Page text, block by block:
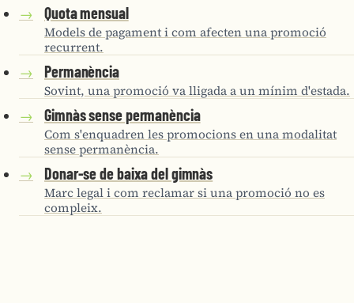
→ Quota mensual
Models de pagament i com afecten una promoció
recurrent.
→ Permanència
Sovint, una promoció va lligada a un mínim d'estada.
→ Gimnàs sense permanència
Com s'enquadren les promocions en una modalitat
sense permanència.
→ Donar-se de baixa del gimnàs
Marc legal i com reclamar si una promoció no es
compleix.